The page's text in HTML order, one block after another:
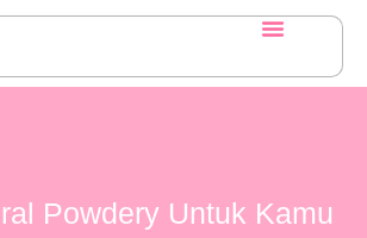
Powdery Untuk Kamu